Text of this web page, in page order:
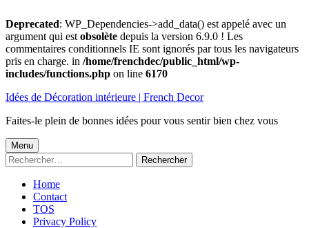
Deprecated: WP_Dependencies->add_data() est appelé avec un
argument qui est obsolète depuis la version 6.9.0 ! Les
commentaires conditionnels IE sont ignorés par tous les navigateurs
pris en charge. in /home/frenchdec/public_html/wp-
includes/functions.php on line 6170
au
Idées de Décoration intérieure | French Decor
Faites-le plein de bonnes idées pour vous sentir bien chez vous
Menu
principal
Menu
Rechercher :
Home
Contact
TOS
Privacy Policy